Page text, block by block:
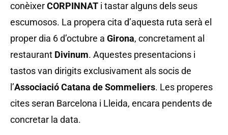
conèixerCORPINNAT i tastar alguns dels seus
escumosos. La propera cita d’aquesta ruta serà el
proper dia 6 d’octubre a Girona, concretament al
restaurant Divinum. Aquestes presentacions i
tastos van dirigits exclusivament als socis de
l’Associació Catana de Sommeliers. Les properes
cites seran Barcelona i Lleida, encara pendents de
concretar la data.